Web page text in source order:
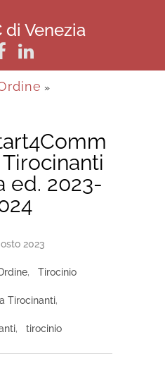
di Venezia
»
ed. 2023-
2023
, Tirocinio
Tirocinanti,
, tirocinio